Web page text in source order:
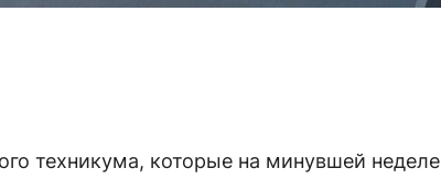
техникума, которые на минувшей неделе